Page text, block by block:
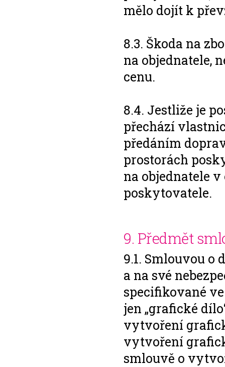
mělo dojít k
8.3. Škoda na
na objednatele,
cenu.
8.4. Jestliže je
přechází
předáním
prostorách
na objednatele
poskytovatele.
9. Předmět
9.1. Smlouvou
a na své
specifikované
jen „grafické
vytvoření
vytvoření
smlouvě o